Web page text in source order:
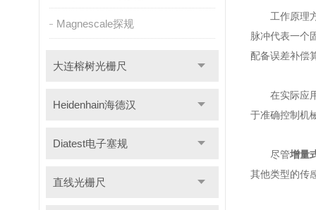
Magnescale探规
大连榕树光栅尺
Heidenhain海德汉
Diatest电子塞规
直线光栅尺
工作原理方
脉冲代表一个
配备误差补偿
在实际应用
于准确控制机
尽管增量
其他类型的传